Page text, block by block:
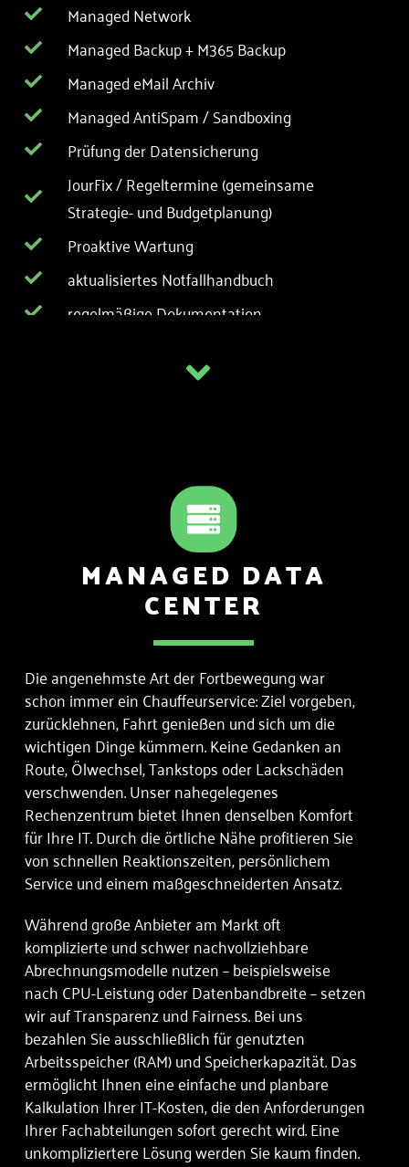
Managed Network
Managed Backup + M365 Backup
Managed eMail Archiv
Managed AntiSpam / Sandboxing
Prüfung der Datensicherung
JourFix / Regeltermine (gemeinsame
Strategie- und Budgetplanung)
Proaktive Wartung
aktualisiertes Notfallhandbuch
regelmäßige Dokumentation
MANAGED DATA
CENTER
Die angenehmste Art der Fortbewegung war
schon immer ein Chauffeurservice: Ziel vorgeben,
zurücklehnen, Fahrt genießen und sich um die
wichtigen Dinge kümmern. Keine Gedanken an
Route, Ölwechsel, Tankstops oder Lackschäden
verschwenden. Unser nahegelegenes
Rechenzentrum bietet Ihnen denselben Komfort
für Ihre IT. Durch die örtliche Nähe profitieren Sie
von schnellen Reaktionszeiten, persönlichem
Service und einem maßgeschneiderten Ansatz.
Während große Anbieter am Markt oft
komplizierte und schwer nachvollziehbare
Abrechnungsmodelle nutzen – beispielsweise
nach CPU-Leistung oder Datenbandbreite – setzen
wir auf Transparenz und Fairness. Bei uns
bezahlen Sie ausschließlich für genutzten
Arbeitsspeicher (RAM) und Speicherkapazität. Das
ermöglicht Ihnen eine einfache und planbare
Kalkulation Ihrer IT-Kosten, die den Anforderungen
Ihrer Fachabteilungen sofort gerecht wird. Eine
unkompliziertere Lösung werden Sie kaum finden.